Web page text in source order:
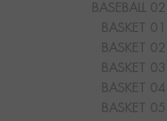
BASEBALL 02
BASKET 01
BASKET 02
BASKET 03
BASKET 04
BASKET 05